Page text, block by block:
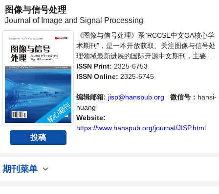
图像与信号处理
Journal of Image and Signal Processing
投稿
《图像与信号处理》系“RCCSE中文OA核心学
术期刊”，是一本开放获取、关注图像与信号处
理领域最新进展的国际开源中文期刊，主要刊
登图像图形科学及其密切相关领域的基础研究
和应用研究方面具有创新性的、高水平科研学
科学，繁荣学术，集学术性、思想性为一体，
旨在给世界范围内的科学家、学者、科研人员
提供一个传播、分享和讨论图像与信号处理领
域内不同方向问题与发展的交流平台...
ISSN Print: 2325-6753
ISSN Online: 2325-6745
编辑邮箱: jisp@hanspub.org 微信号： hansi-
huang
Website:
https://www.hanspub.org/journal/JISP.html
期刊菜单